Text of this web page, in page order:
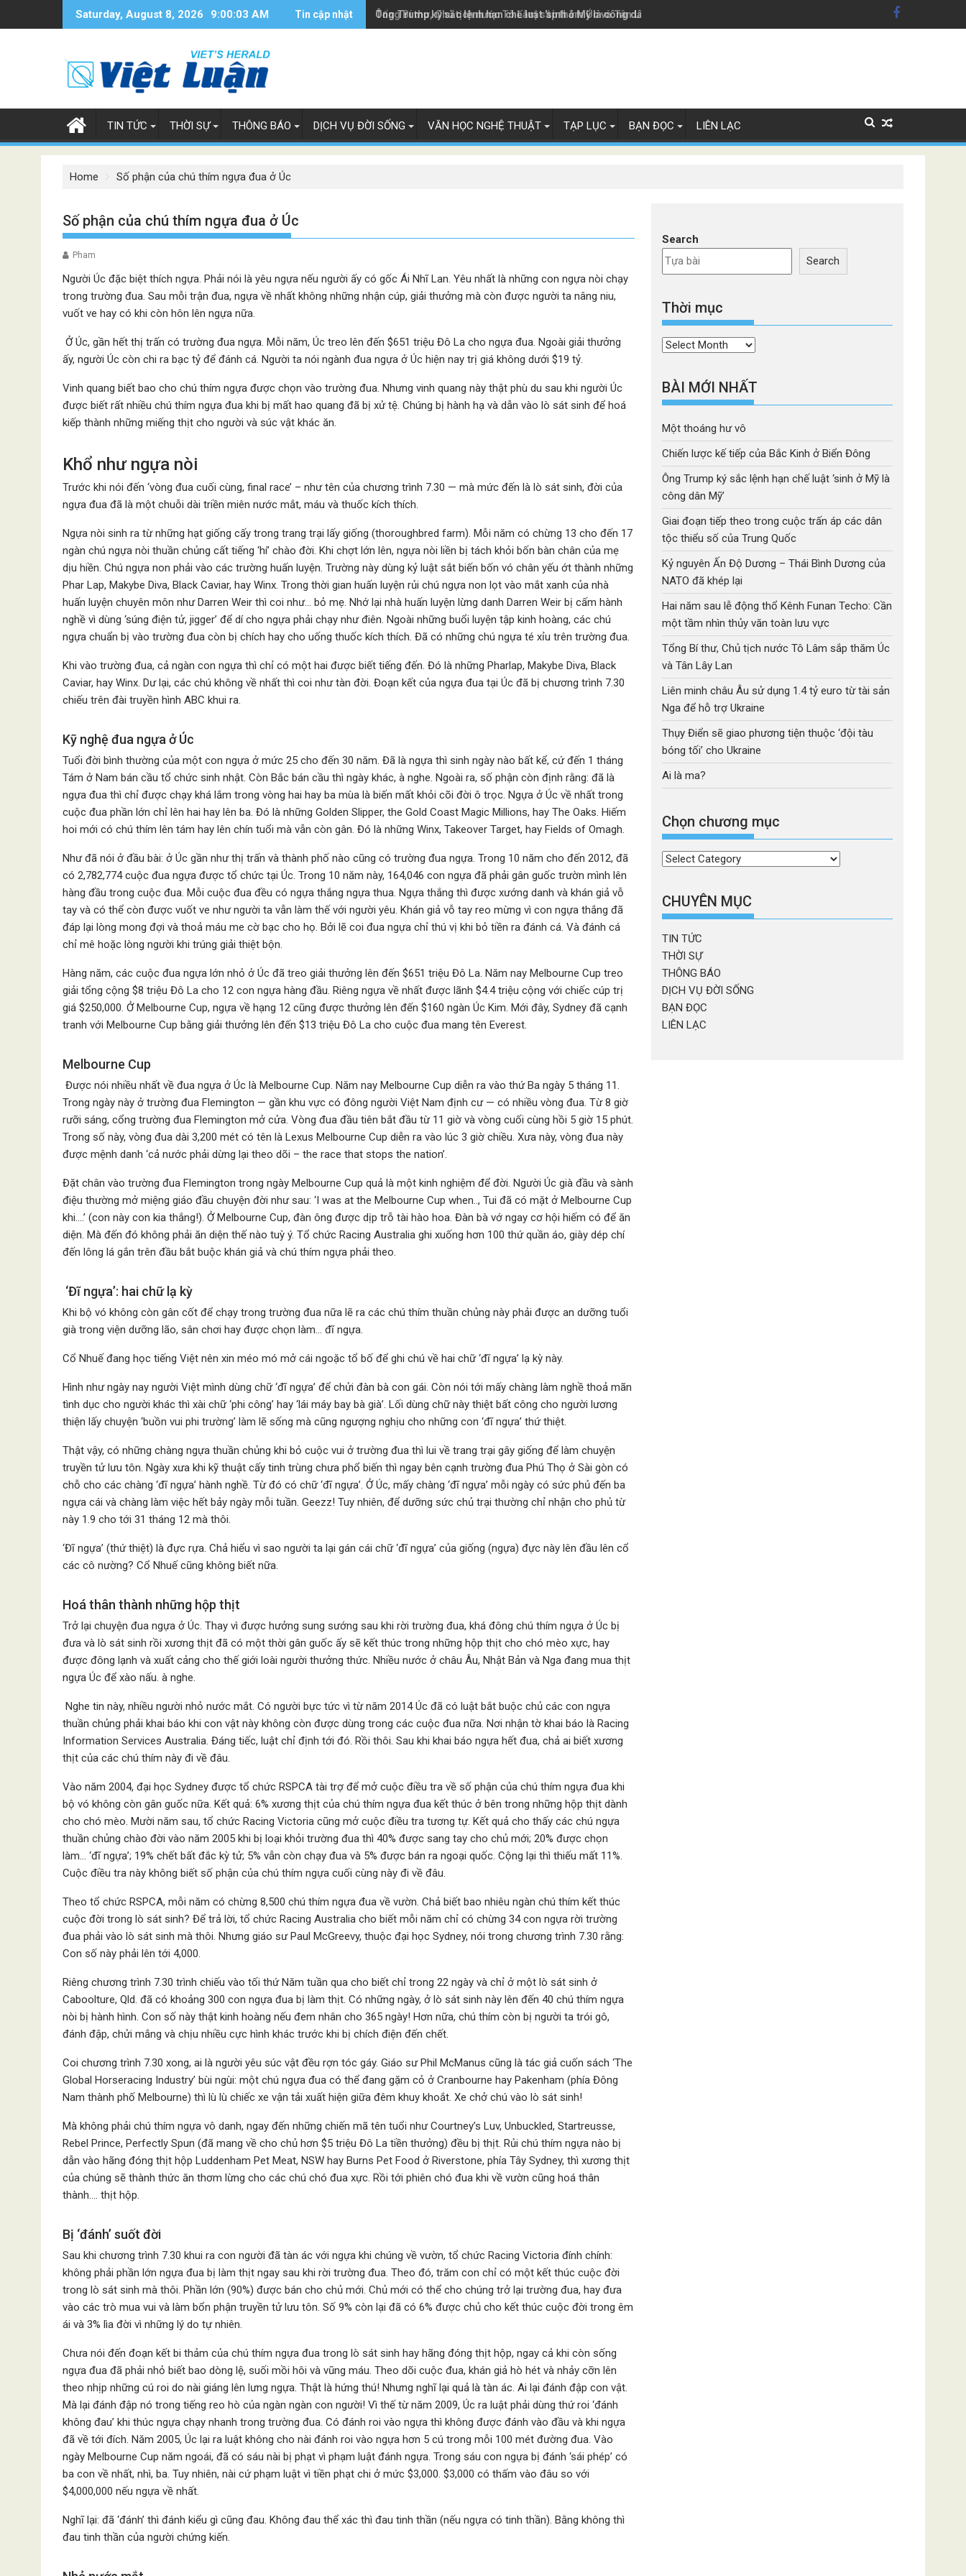
Saturday, August 8, 2026 9:00:04 AM Tin cập nhật Ông Trump ký sắc lệnh hạn chế luật 'sinh ở Mỹ là công dân Mỹ'
Tổng Bí thư, Chủ tịch nước Tô Lâm sắp thăm Úc và Tân Lây Lan
TIN TỨC THỜI SỰ THÔNG BÁO DỊCH VỤ ĐỜI SỐNG VĂN HỌC NGHỆ THUẬT TẠP LỤC BẠN ĐỌC LIÊN LẠC
Home Số phận của chú thím ngựa đua ở Úc
Số phận của chú thím ngựa đua ở Úc
Pham
Người Úc đặc biệt thích ngựa. Phải nói là yêu ngựa nếu người ấy có gốc Ái Nhĩ Lan. Yêu nhất là những con ngựa nòi chạy
trong trường đua. Sau mỗi trận đua, ngựa về nhất không những nhận cúp, giải thưởng mà còn được người ta nâng niu,
vuốt ve hay có khi còn hôn lên ngựa nữa.
Ở Úc, gần hết thị trấn có trường đua ngựa. Mỗi năm, Úc treo lên đến $651 triệu Đô La cho ngựa đua. Ngoài giải thưởng
ấy, người Úc còn chi ra bạc tỷ để đánh cá. Người ta nói ngành đua ngựa ở Úc hiện nay trị giá không dưới $19 tỷ.
Vinh quang biết bao cho chú thím ngựa được chọn vào trường đua. Nhưng vinh quang này thật phù du sau khi người Úc
được biết rất nhiều chú thím ngựa đua khi bị mất hao quang đã bị xử tệ. Chúng bị hành hạ và dẫn vào lò sát sinh để hoá
kiếp thành những miếng thịt cho người và súc vật khác ăn.
Khổ như ngựa nòi
Trước khi nói đến ‘vòng đua cuối cùng, final race’ – như tên của chương trình 7.30 — mà mức đến là lò sát sinh, đời của
ngựa đua đã là một chuỗi dài triền miên nước mắt, máu và thuốc kích thích.
Ngựa nòi sinh ra từ những hạt giống cấy trong trang trại lấy giống (thoroughbred farm). Mỗi năm có chừng 13 cho đến 17
ngàn chú ngựa nòi thuần chủng cất tiếng ‘hí’ chào đời. Khi chợt lớn lên, ngựa nòi liền bị tách khỏi bốn bàn chân của mẹ
dịu hiền. Chú ngựa non phải vào các trường huấn luyện. Trường này dùng kỷ luật sắt biến bốn vó chân yếu ớt thành những
Phar Lap, Makybe Diva, Black Caviar, hay Winx. Trong thời gian huấn luyện rủi chú ngựa non lọt vào mắt xanh của nhà
huấn luyện chuyên môn như Darren Weir thì coi như… bỏ mẹ. Nhớ lại nhà huấn luyện lừng danh Darren Weir bị cấm hành
nghề vì dùng ‘súng điện tử, jigger’ để dí cho ngựa phải chạy như điên. Ngoài những buổi luyện tập kinh hoàng, các chú
ngựa chuẩn bị vào trường đua còn bị chích hay cho uống thuốc kích thích. Đã có những chú ngựa té xỉu trên trường đua.
Khi vào trường đua, cả ngàn con ngựa thì chỉ có một hai được biết tiếng đến. Đó là những Pharlap, Makybe Diva, Black
Caviar, hay Winx. Dư lại, các chú không về nhất thì coi như tàn đời. Đoạn kết của ngựa đua tại Úc đã bị chương trình 7.30
chiếu trên đài truyền hình ABC khui ra.
Kỹ nghệ đua ngựa ở Úc
Tuổi đời bình thường của một con ngựa ở mức 25 cho đến 30 năm. Đã là ngựa thì sinh ngày nào bất kể, cứ đến 1 tháng
Tám ở Nam bán cầu tổ chức sinh nhật. Còn Bắc bán cầu thì ngày khác, à nghe. Ngoài ra, số phận còn định rằng: đã là
ngựa đua thì chỉ được chạy khá lắm trong vòng hai hay ba mùa là biến mất khỏi cõi đời ô trọc. Ngựa ở Úc về nhất trong
cuộc đua phần lớn chỉ lên hai hay lên ba. Đó là những Golden Slipper, the Gold Coast Magic Millions, hay The Oaks. Hiếm
hoi mới có chú thím lên tám hay lên chín tuổi mà vẫn còn gân. Đó là những Winx, Takeover Target, hay Fields of Omagh.
Như đã nói ở đầu bài: ở Úc gần như thị trấn và thành phố nào cũng có trường đua ngựa. Trong 10 năm cho đến 2012, đã
có 2,782,774 cuộc đua ngựa được tổ chức tại Úc. Trong 10 năm này, 164,046 con ngựa đã phải gân guốc trườn mình lên
hàng đầu trong cuộc đua. Mỗi cuộc đua đều có ngựa thắng ngựa thua. Ngựa thắng thì được xướng danh và khán giả vỗ
tay và có thể còn được vuốt ve như người ta vẫn làm thế với người yêu. Khán giả vỗ tay reo mừng vì con ngựa thắng đã
đáp lại lòng mong đợi và thoả máu me cờ bạc cho họ. Bởi lẽ coi đua ngựa chỉ thú vị khi bỏ tiền ra đánh cá. Và đánh cá
chỉ mê hoặc lòng người khi trúng giải thiệt bộn.
Hàng năm, các cuộc đua ngựa lớn nhỏ ở Úc đã treo giải thưởng lên đến $651 triệu Đô La. Năm nay Melbourne Cup treo
giải tổng cộng $8 triệu Đô La cho 12 con ngựa hàng đầu. Riêng ngựa về nhất được lãnh $4.4 triệu cộng với chiếc cúp trị
giá $250,000. Ở Melbourne Cup, ngựa về hạng 12 cũng được thưởng lên đến $160 ngàn Úc Kim. Mới đây, Sydney đã cạnh
tranh với Melbourne Cup bằng giải thưởng lên đến $13 triệu Đô La cho cuộc đua mang tên Everest.
Melbourne Cup
Được nói nhiều nhất về đua ngựa ở Úc là Melbourne Cup. Năm nay Melbourne Cup diễn ra vào thứ Ba ngày 5 tháng 11.
Trong ngày này ở trường đua Flemington — gần khu vực có đông người Việt Nam định cư — có nhiều vòng đua. Từ 8 giờ
rưỡi sáng, cổng trường đua Flemington mở cửa. Vòng đua đầu tiên bắt đầu từ 11 giờ và vòng cuối cùng hồi 5 giờ 15 phút.
Trong số này, vòng đua dài 3,200 mét có tên là Lexus Melbourne Cup diễn ra vào lúc 3 giờ chiều. Xưa này, vòng đua này
được mệnh danh ‘cả nước phải dừng lại theo dõi – the race that stops the nation’.
Đặt chân vào trường đua Flemington trong ngày Melbourne Cup quả là một kinh nghiệm để đời. Người Úc già đầu và sành
điệu thường mở miệng giáo đầu chuyện đời như sau: ‘I was at the Melbourne Cup when.., Tui đã có mặt ở Melbourne Cup
khi….’ (con này con kia thắng!). Ở Melbourne Cup, đàn ông được dịp trỗ tài hào hoa. Đàn bà vớ ngay cơ hội hiếm có để ăn
diện. Mà đến đó không phải ăn diện thế nào tuỳ ý. Tổ chức Racing Australia ghi xuống hơn 100 thứ quần áo, giày dép chí
đến lông lá gắn trên đầu bắt buộc khán giả và chú thím ngựa phải theo.
‘Đĩ ngựa’: hai chữ lạ kỳ
Khi bộ vó không còn gân cốt để chạy trong trường đua nữa lẽ ra các chú thím thuần chủng này phải được an dưỡng tuổi
già trong viện dưỡng lão, sân chơi hay được chọn làm… đĩ ngựa.
Cổ Nhuế đang học tiếng Việt nên xin méo mó mở cái ngoặc tổ bố để ghi chú về hai chữ ‘đĩ ngựa’ lạ kỳ này.
Hình như ngày nay người Việt mình dùng chữ ‘đĩ ngựa’ để chửi đàn bà con gái. Còn nói tới mấy chàng làm nghề thoả mãn
tình dục cho người khác thì xài chữ ‘phi công’ hay ‘lái máy bay bà già’. Lối dùng chữ này thiệt bất công cho người lương
thiện lấy chuyện ‘buồn vui phi trường’ làm lẽ sống mà cũng ngượng nghịu cho những con ‘đĩ ngựa’ thứ thiệt.
Thật vậy, có những chàng ngựa thuần chủng khi bỏ cuộc vui ở trường đua thì lui về trang trại gây giống để làm chuyện
truyền tử lưu tôn. Ngày xưa khi kỹ thuật cấy tinh trùng chưa phổ biến thì ngay bên cạnh trường đua Phú Thọ ở Sài gòn có
chỗ cho các chàng ‘đĩ ngựa’ hành nghề. Từ đó có chữ ‘đĩ ngựa’. Ở Úc, mấy chàng ‘đĩ ngựa’ mỗi ngày có sức phủ đến ba
ngựa cái và chàng làm việc hết bảy ngày mỗi tuần. Geezz! Tuy nhiên, để dưỡng sức chủ trại thường chỉ nhận cho phủ từ
này 1.9 cho tới 31 tháng 12 mà thôi.
‘Đĩ ngựa’ (thứ thiệt) là đực rựa. Chả hiểu vì sao người ta lại gán cái chữ ‘đĩ ngựa’ của giống (ngựa) đực này lên đầu lên cổ
các cô nường? Cổ Nhuế cũng không biết nữa.
Hoá thân thành những hộp thịt
Trở lại chuyện đua ngựa ở Úc. Thay vì được hưởng sung sướng sau khi rời trường đua, khá đông chú thím ngựa ở Úc bị
đưa và lò sát sinh rồi xương thịt đã có một thời gân guốc ấy sẽ kết thúc trong những hộp thịt cho chó mèo xực, hay
được đông lạnh và xuất cảng cho thế giới loài người thưởng thức. Nhiều nước ở châu Âu, Nhật Bản và Nga đang mua thịt
ngựa Úc để xào nấu. à nghe.
Nghe tin này, nhiều người nhỏ nước mắt. Có người bực tức vì từ năm 2014 Úc đã có luật bắt buộc chủ các con ngựa
thuần chủng phải khai báo khi con vật này không còn được dùng trong các cuộc đua nữa. Nơi nhận tờ khai báo là Racing
Information Services Australia. Đáng tiếc, luật chỉ định tới đó. Rồi thôi. Sau khi khai báo ngựa hết đua, chả ai biết xương
thịt của các chú thím này đi về đâu.
Vào năm 2004, đại học Sydney được tổ chức RSPCA tài trợ để mở cuộc điều tra về số phận của chú thím ngựa đua khi
bộ vó không còn gân guốc nữa. Kết quả: 6% xương thịt của chú thím ngựa đua kết thúc ở bên trong những hộp thịt dành
cho chó mèo. Mười năm sau, tổ chức Racing Victoria cũng mở cuộc điều tra tương tự. Kết quả cho thấy các chú ngựa
thuần chủng chào đời vào năm 2005 khi bị loại khỏi trường đua thì 40% được sang tay cho chủ mới; 20% được chọn
làm… ‘đĩ ngựa’; 19% chết bất đắc kỳ tử; 5% vẫn còn chạy đua và 5% được bán ra ngoại quốc. Cộng lại thì thiếu mất 11%.
Cuộc điều tra này không biết số phận của chú thím ngựa cuối cùng này đi về đâu.
Theo tổ chức RSPCA, mỗi năm có chừng 8,500 chú thím ngựa đua về vườn. Chả biết bao nhiêu ngàn chú thím kết thúc
cuộc đời trong lò sát sinh? Để trả lời, tổ chức Racing Australia cho biết mỗi năm chỉ có chừng 34 con ngựa rời trường
đua phải vào lò sát sinh mà thôi. Nhưng giáo sư Paul McGreevy, thuộc đại học Sydney, nói trong chương trình 7.30 rằng:
Con số này phải lên tới 4,000.
Riêng chương trình 7.30 trình chiếu vào tối thứ Năm tuần qua cho biết chỉ trong 22 ngày và chỉ ở một lò sát sinh ở
Caboolture, Qld. đã có khoảng 300 con ngựa đua bị làm thịt. Có những ngày, ở lò sát sinh này lên đến 40 chú thím ngựa
nòi bị hành hình. Con số này thật kinh hoàng nếu đem nhân cho 365 ngày! Hơn nữa, chú thím còn bị người ta trói gô,
đánh đập, chửi mắng và chịu nhiều cực hình khác trước khi bị chích điện đến chết.
Coi chương trình 7.30 xong, ai là người yêu súc vật đều rợn tóc gáy. Giáo sư Phil McManus cũng là tác giả cuốn sách ‘The
Global Horseracing Industry’ bùi ngùi: một chú ngựa đua có thể đang gặm cỏ ở Cranbourne hay Pakenham (phía Đông
Nam thành phố Melbourne) thì lù lù chiếc xe vận tải xuất hiện giữa đêm khuy khoắt. Xe chở chú vào lò sát sinh!
Mà không phải chú thím ngựa vô danh, ngay đến những chiến mã tên tuổi như Courtney’s Luv, Unbuckled, Startreusse,
Rebel Prince, Perfectly Spun (đã mang về cho chủ hơn $5 triệu Đô La tiền thưởng) đều bị thịt. Rủi chú thím ngựa nào bị
dẫn vào hãng đóng thịt hộp Luddenham Pet Meat, NSW hay Burns Pet Food ở Riverstone, phía Tây Sydney, thì xương thịt
của chúng sẽ thành thức ăn thơm lừng cho các chú chó đua xực. Rồi tới phiên chó đua khi về vườn cũng hoá thân
thành…. thịt hộp.
Bị ‘đánh’ suốt đời
Sau khi chương trình 7.30 khui ra con người đã tàn ác với ngựa khi chúng về vườn, tổ chức Racing Victoria đính chính:
không phải phần lớn ngựa đua bị làm thịt ngay sau khi rời trường đua. Theo đó, trăm con chỉ có một kết thúc cuộc đời
trong lò sát sinh mà thôi. Phần lớn (90%) được bán cho chủ mới. Chủ mới có thể cho chúng trở lại trường đua, hay đưa
vào các trò mua vui và làm bổn phận truyền tử lưu tôn. Số 9% còn lại đã có 6% được chủ cho kết thúc cuộc đời trong êm
ái và 3% lìa đời vì những lý do tự nhiên.
Chưa nói đến đoạn kết bi thảm của chú thím ngựa đua trong lò sát sinh hay hãng đóng thịt hộp, ngay cả khi còn sống
ngựa đua đã phải nhỏ biết bao dòng lệ, suối mồi hôi và vũng máu. Theo dõi cuộc đua, khán giả hò hét và nhảy cỡn lên
theo nhịp những cú roi do nài giáng lên lưng ngựa. Thật là hứng thú! Nhưng nghĩ lại quả là tàn ác. Ai lại đánh đập con vật.
Mà lại đánh đập nó trong tiếng reo hò của ngàn ngàn con người! Vì thế từ năm 2009, Úc ra luật phải dùng thứ roi ‘đánh
không đau’ khi thúc ngựa chạy nhanh trong trường đua. Có đánh roi vào ngựa thì không được đánh vào đầu và khi ngựa
đã về tới đích. Năm 2005, Úc lại ra luật không cho nài đánh roi vào ngựa hơn 5 cú trong mỗi 100 mét đường đua. Vào
ngày Melbourne Cup năm ngoái, đã có sáu nài bị phạt vì phạm luật đánh ngựa. Trong sáu con ngựa bị đánh ‘sái phép’ có
ba con về nhất, nhì, ba. Tuy nhiên, nài cứ phạm luật vì tiền phạt chi ở mức $3,000. $3,000 có thấm vào đâu so với
$4,000,000 nếu ngựa về nhất.
Nghĩ lại: đã ‘đánh’ thì đánh kiểu gì cũng đau. Không đau thể xác thì đau tinh thần (nếu ngựa có tinh thần). Bằng không thì
đau tinh thần của người chứng kiến.
Search
Search
Thời mục
Thời
BÀI MỚI NHẤT
Một thoáng hư vô
Chiến lược kế tiếp của Bắc Kinh ở Biển Đông
Ông Trump ký sắc lệnh hạn chế luật ‘sinh ở Mỹ là
công dân Mỹ’
Giai đoạn tiếp theo trong cuộc trấn áp các dân
tộc thiểu số của Trung Quốc
Kỷ nguyên Ấn Độ Dương – Thái Bình Dương của
NATO đã khép lại
Hai năm sau lễ động thổ Kênh Funan Techo: Cần
một tầm nhìn thủy văn toàn lưu vực
Tổng Bí thư, Chủ tịch nước Tô Lâm sắp thăm Úc
và Tân Lây Lan
Liên minh châu Âu sử dụng 1.4 tỷ euro từ tài sản
Nga để hỗ trợ Ukraine
Thụy Điển sẽ giao phương tiện thuộc ‘đội tàu
bóng tối’ cho Ukraine
Ai là ma?
Chọn chương mục
Chọn
mục
CHUYÊN MỤC
TIN TỨC
THỜI SỰ
THÔNG BÁO
DỊCH VỤ ĐỜI SỐNG
BẠN ĐỌC
LIÊN LẠC